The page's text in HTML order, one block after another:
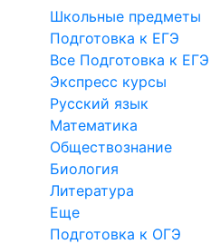
Школьные предметы
Подготовка к ЕГЭ
Все Подготовка к ЕГЭ
Экспресс курсы
Русский язык
Математика
Обществознание
Биология
Литература
Еще
Подготовка к ОГЭ